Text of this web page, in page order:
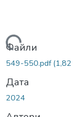
Вантажиться...
Файли
549-550.pdf
Дата
2024